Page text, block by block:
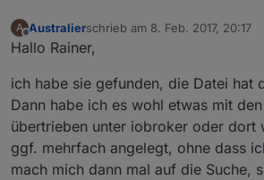
A
Offline
Australierschrieb am 8. Feb. 2017, 20:17
zuletzt editiert von
Hallo Rainer,
ich habe sie gefunden, die Datei hat
Dann habe ich es wohl etwas mit
übertrieben unter iobroker oder dort
ggf. mehrfach angelegt, ohne dass
mach mich dann mal auf die Suche,